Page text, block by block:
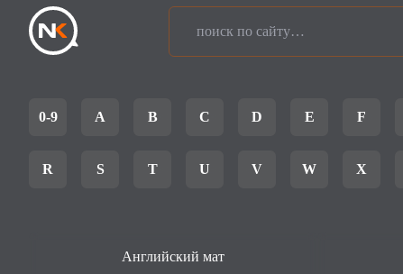
0-9 A B C D E F
R S T U V W X
Английский мат